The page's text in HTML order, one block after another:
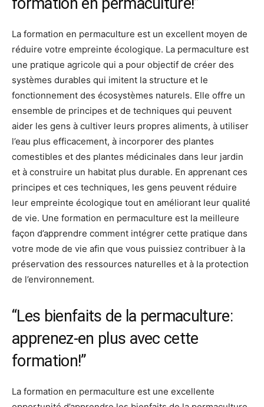
La formation en permaculture est un excellent moyen de
réduire votre empreinte écologique. La permaculture est
une pratique agricole qui a pour objectif de créer des
systèmes durables qui imitent la structure et le
fonctionnement des écosystèmes naturels. Elle offre un
ensemble de principes et de techniques qui peuvent
aider les gens à cultiver leurs propres aliments, à utiliser
l’eau plus efficacement, à incorporer des plantes
comestibles et des plantes médicinales dans leur jardin
et à construire un habitat plus durable. En apprenant ces
principes et ces techniques, les gens peuvent réduire
leur empreinte écologique tout en améliorant leur qualité
de vie. Une formation en permaculture est la meilleure
façon d’apprendre comment intégrer cette pratique dans
votre mode de vie afin que vous puissiez contribuer à la
préservation des ressources naturelles et à la protection
de l’environnement.
“Les bienfaits de la permaculture:
apprenez-en plus avec cette
formation!”
La formation en permaculture est une excellente